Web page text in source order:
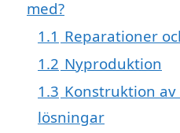
med?
1.1 Reparationer
1.2 Nyproduktion
1.3 Konstruktion av
lösningar